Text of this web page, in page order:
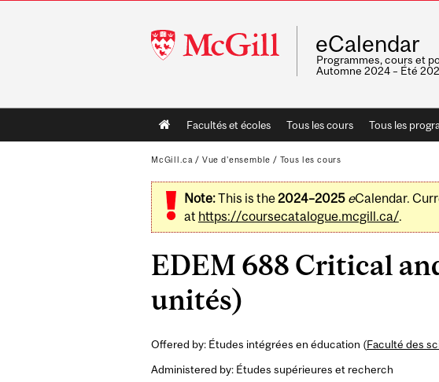
McGill
University
eCalendar
Programmes, cours et
Automne 2024 – Été
Main
navigation
Facultés et écoles Tous les cours Tous les
McGill.ca / Vue d'ensemble / Tous les cours
Note:This is the2024–2025 eCalendar.
at https://coursecatalogue.mcgill.ca/.
EDEM 688 Critical
unités)
Offered by: Études intégrées en éducation (Faculté des
Administered by: Études supérieures et recherch